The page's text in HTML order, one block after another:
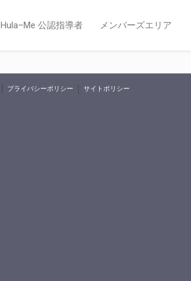
Hula–Me 公認指導者 メンバーズエリア
プライバシーポリシー サイトポリシー